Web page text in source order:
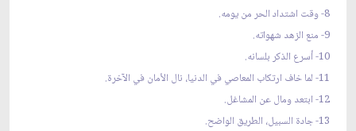
8- وقت اشتداد الحر من يومه.
9- منع الزهد شهواته.
10- أسرع الذكر بلسانه.
11- لما خاف ارتكاب المعاصي في الدنيا، نال الأمان في الآخرة.
12- ابتعد ومال عن المشاغل.
13- جادة السبيل، الطريق الواضح.